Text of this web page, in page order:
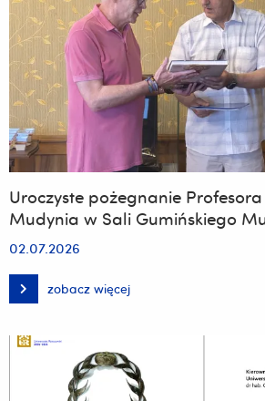
UR”
Uroczyste pożegnanie
Mudynia w Sali Gumińskiego
02.07.2026
zobacz więcej
Uroczyste
pożegnanie
Krzysztofa
Mudynia
Gumińskiego